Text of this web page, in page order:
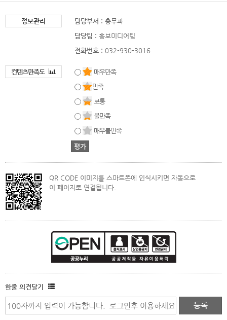
정보관리 담당부서 : 총무과
담당팀 : 홍보미디어팀
전화번호 : 032-930-3016
컨텐츠만족도
매우만족
만족
보통
불만족
매우불만족
QR CODE 이미지를 스마트폰에 인식시키면 자동으로
이 페이지로 연결됩니다.
한줄 의견달기